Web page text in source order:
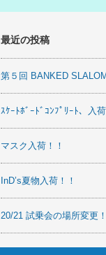
最近の投稿
第５回 BANKED
ｽｹｰﾄﾎﾞｰﾄﾞｺﾝﾌﾟﾘｰﾄ、入荷
マスク入荷！！
InD’s夏物入荷！！
20/21 試乗会の場所変更！